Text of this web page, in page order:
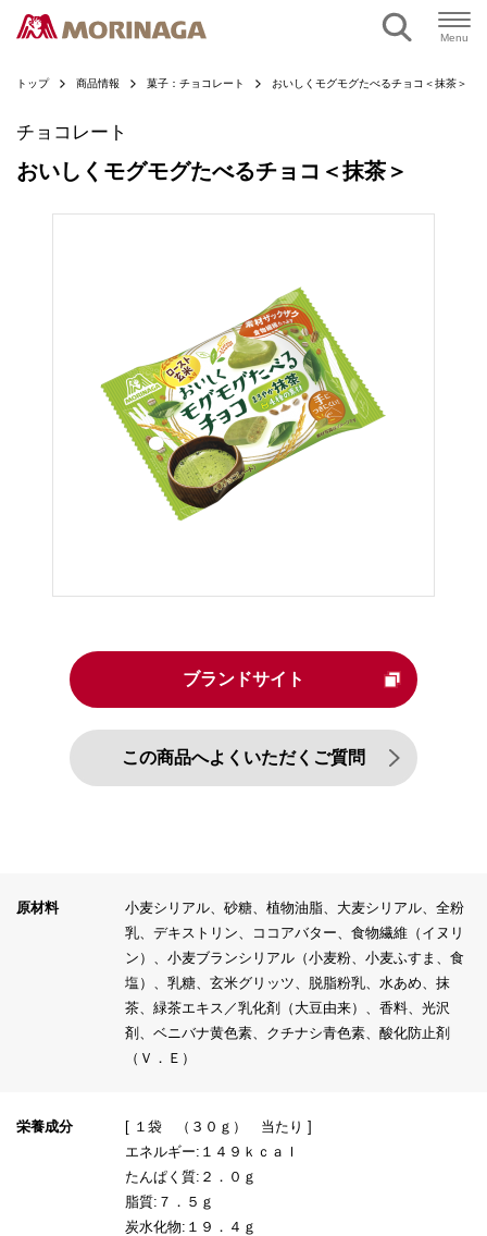
Menu
トップ 商品情報 菓子：チョコレート おいしくモグモグたべるチョコ＜抹茶＞
チョコレート
おいしくモグモグたべるチョコ＜抹茶＞
ブランドサイト
この商品へよくいただくご質問
原材料
小麦シリアル、砂糖、植物油脂、大麦シリアル、全粉
乳、デキストリン、ココアバター、食物繊維（イヌリ
ン）、小麦ブランシリアル（小麦粉、小麦ふすま、食
塩）、乳糖、玄米グリッツ、脱脂粉乳、水あめ、抹
茶、緑茶エキス／乳化剤（大豆由来）、香料、光沢
剤、ベニバナ黄色素、クチナシ青色素、酸化防止剤
（Ｖ．Ｅ）
栄養成分
[ １袋 （３０ｇ） 当たり ]
エネルギー:１４９ｋｃａｌ
たんぱく質:２．０ｇ
脂質:７．５ｇ
炭水化物:１９．４ｇ